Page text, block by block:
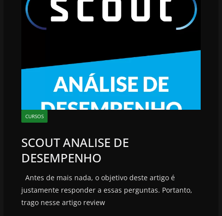
CURSOS
SCOUT ANALISE DE
DESEMPENHO
Antes de mais nada, o objetivo deste artigo é
justamente responder a essas perguntas. Portanto,
trago nesse artigo review